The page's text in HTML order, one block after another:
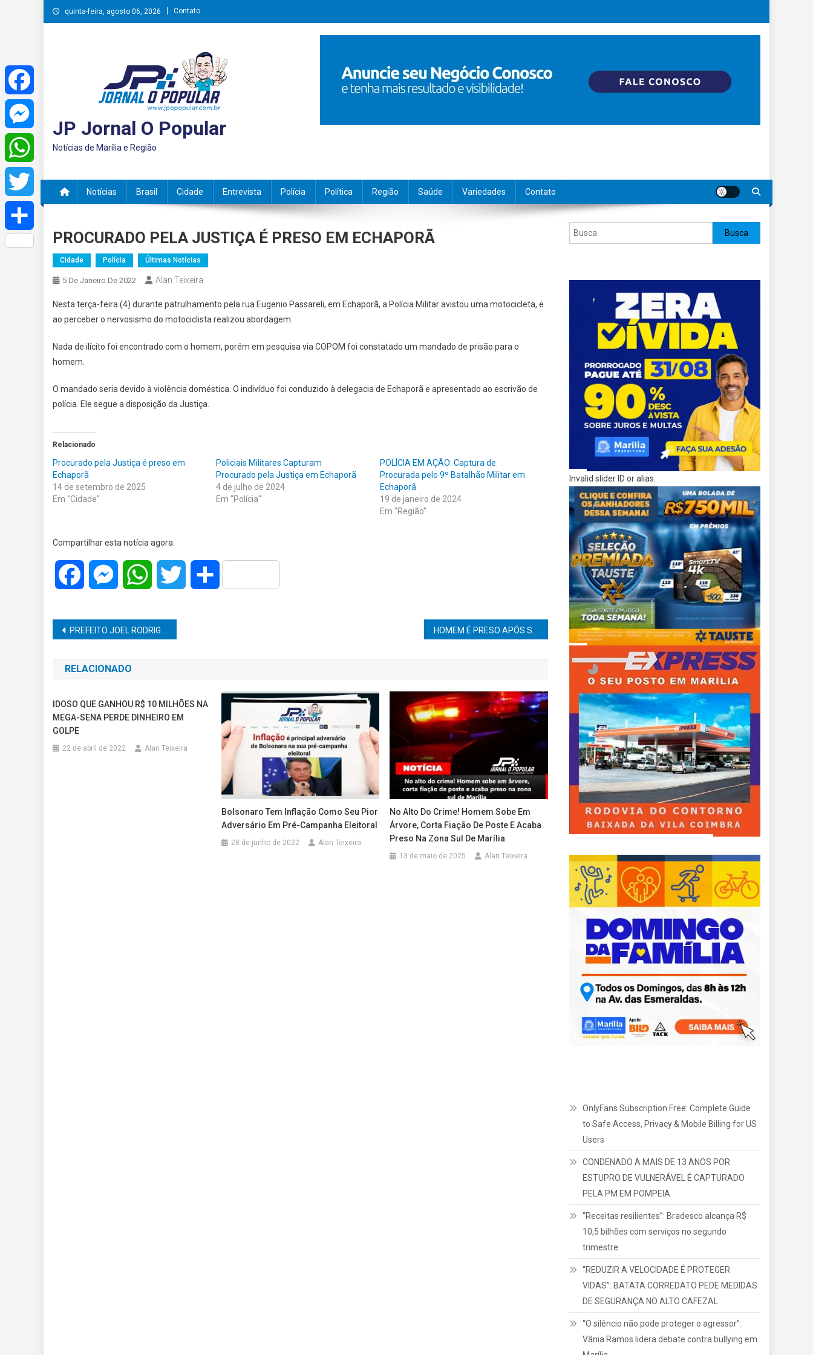
Skip
to
quinta-feira, agosto 06, 2026 Contato
JP Jornal O Popular
Notícias de Marília e Região
Notícias Brasil Cidade Entrevista Polícia Política Região Saúde Variedades Contato
PROCURADO PELA JUSTIÇA É PRESO EM ECHAPORÃ
Cidade Polícia Últimas Notícias
5 De Janeiro De 2022 Alan Teixeira
Nesta terça-feira (4) durante patrulhamento pela rua Eugenio Passareli, em Echaporã, a Polícia Militar avistou uma motocicleta, e
ao perceber o nervosismo do motociclista realizou abordagem.
Nada de ilícito foi encontrado com o homem, porém em pesquisa via COPOM foi constatado um mandado de prisão para o
homem.
O mandado seria devido à violência doméstica. O indivíduo foi conduzido à delegacia de Echaporã e apresentado ao escrivão de
polícia. Ele segue a disposição da Justiça.
Relacionado
Procurado pela Justiça é preso em
Echaporã
14 de setembro de 2025
Em "Cidade"
Policiais Militares Capturam
Procurado pela Justiça em Echaporã
4 de julho de 2024
Em "Polícia"
POLÍCIA EM AÇÃO: Captura de
Procurada pelo 9º Batalhão Militar em
Echaporã
19 de janeiro de 2024
Em "Região"
Compartilhar esta notícia agora:
Facebook MessengerWhatsAppTwitter Share
Navegação
de
Post
PREFEITO JOEL RODRIGUES DE CANITAR INICIA O ANO COM MUITO TRABALHO
RELACIONADO
IDOSO QUE GANHOU R$ 10 MILHÕES NA
MEGA-SENA PERDE DINHEIRO EM
GOLPE
22 de abril de 2022 Alan Teixeira
Bolsonaro Tem Inflação Como Seu Pior
Adversário Em Pré-Campanha Eleitoral
28 de junho de 2022 Alan Teixeira
No Alto Do Crime! Homem Sobe Em
Árvore, Corta Fiação De Poste E Acaba
Preso Na Zona Sul De Marília
13 de maio de 2025 Alan Teixeira
Pesquisar Busca
Invalid slider ID or alias.
OnlyFans Subscription Free: Complete Guide
to Safe Access, Privacy & Mobile Billing for US
Users
CONDENADO A MAIS DE 13 ANOS POR
ESTUPRO DE VULNERÁVEL É CAPTURADO
PELA PM EM POMPEIA
“Receitas resilientes”: Bradesco alcança R$
10,5 bilhões com serviços no segundo
trimestre
“REDUZIR A VELOCIDADE É PROTEGER
VIDAS”: BATATA CORREDATO PEDE MEDIDAS
DE SEGURANÇA NO ALTO CAFEZAL
“O silêncio não pode proteger o agressor”:
Vânia Ramos lidera debate contra bullying em
Facebook
Messenger
WhatsApp
Twitter
Share